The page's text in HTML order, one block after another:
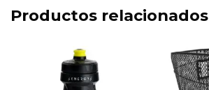
Productos relacionados